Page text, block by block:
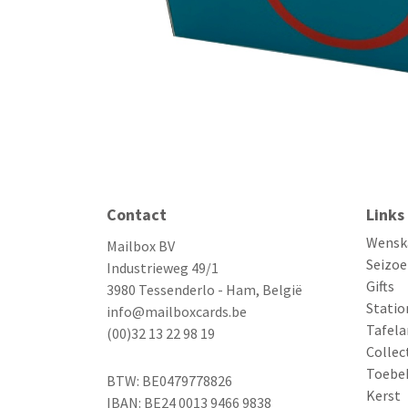
Contact
Mailbox BV
Industrieweg 49/1
3980 Tessenderlo - Ham, België
info@mailboxcards.be
(00)32 13 22 98 19
BTW: BE0479778826
IBAN: BE24 0013 9466 9838
Links
Gifts
Kerst